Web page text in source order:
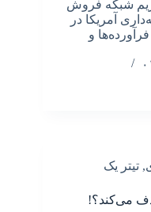
پی تحریم شبکه فروش
آمریکا در
و
, تیتر یک
می‌کند؟!